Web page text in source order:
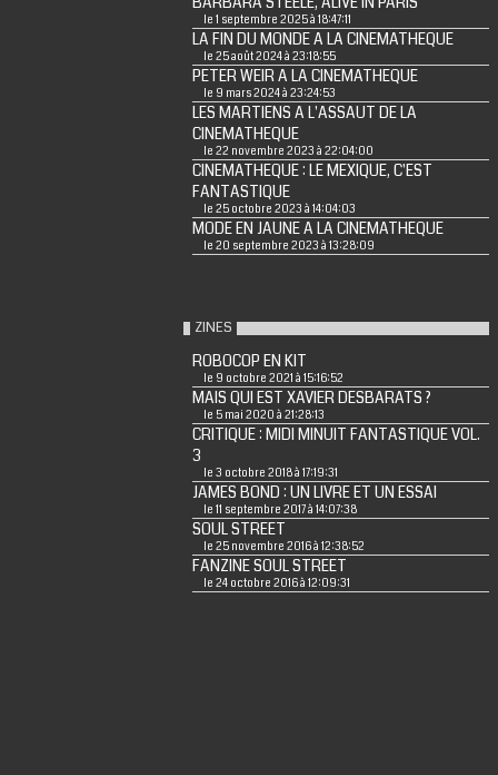
le 1 septembre 2025 à 18:47:11
LA FIN DU MONDE A LA CINEMATHEQUE
le 25 août 2024 à 23:18:55
PETER WEIR A LA CINEMATHEQUE
le 9 mars 2024 à 23:24:53
LES MARTIENS A L'ASSAUT DE LA
CINEMATHEQUE
le 22 novembre 2023 à 22:04:00
CINEMATHEQUE : LE MEXIQUE, C'EST
FANTASTIQUE
le 25 octobre 2023 à 14:04:03
MODE EN JAUNE A LA CINEMATHEQUE
le 20 septembre 2023 à 13:28:09
ZINES
ROBOCOP EN KIT
le 9 octobre 2021 à 15:16:52
MAIS QUI EST XAVIER DESBARATS ?
le 5 mai 2020 à 21:28:13
CRITIQUE : MIDI MINUIT FANTASTIQUE VOL.
3
le 3 octobre 2018 à 17:19:31
JAMES BOND : UN LIVRE ET UN ESSAI
le 11 septembre 2017 à 14:07:38
SOUL STREET
le 25 novembre 2016 à 12:38:52
FANZINE SOUL STREET
le 24 octobre 2016 à 12:09:31